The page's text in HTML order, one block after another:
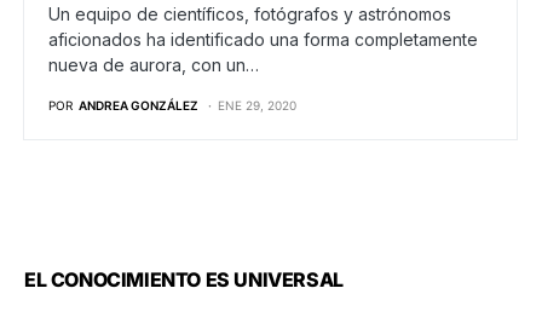
Un equipo de científicos, fotógrafos y astrónomos
aficionados ha identificado una forma completamente
nueva de aurora, con un…
POR ANDREA GONZÁLEZ ENE 29, 2020
EL CONOCIMIENTO ES UNIVERSAL